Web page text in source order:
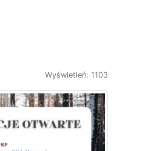
Wyświetleń: 1103